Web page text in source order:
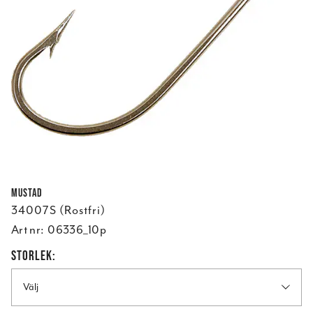
Mustad
34007S (Rostfri)
Art nr: 06336_10p
STORLEK:
Välj